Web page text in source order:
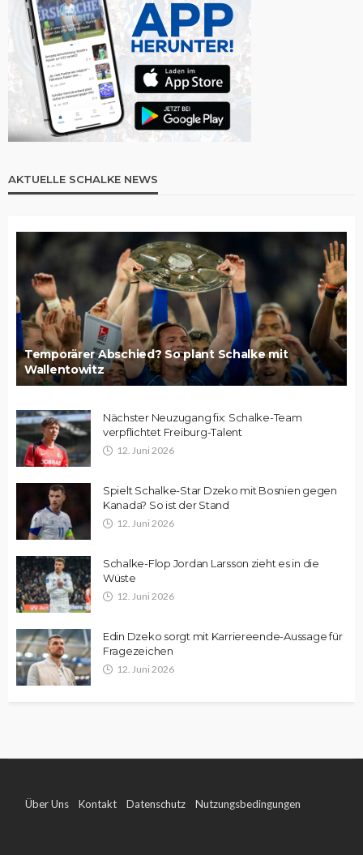
AKTUELLE SCHALKE NEWS
Temporärer Abschied? So plant Schalke mit
Wallentowitz
Nächster Neuzugang fix: Schalke-Team
verpflichtet Freiburg-Talent
12. Juni 2026
Spielt Schalke-Star Dzeko mit Bosnien gegen
Kanada? So ist der Stand
12. Juni 2026
Schalke-Flop Jordan Larsson zieht es in die
Wüste
12. Juni 2026
Edin Dzeko sorgt mit Karriereende-Aussage für
Fragezeichen
12. Juni 2026
Über Uns Kontakt Datenschutz Nutzungsbedingungen